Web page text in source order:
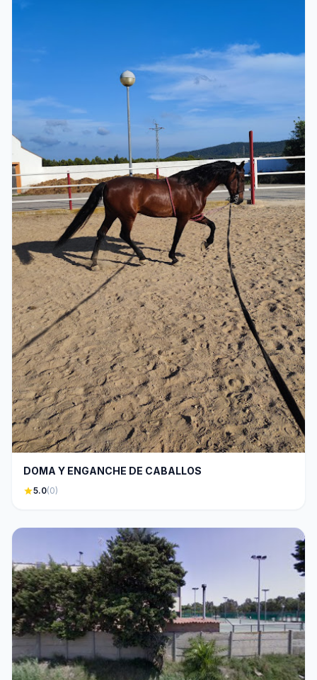
DOMA Y ENGANCHE DE CABALLOS
star5.0(0)